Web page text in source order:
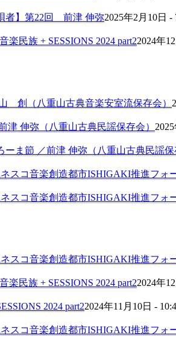
者】第22回 前津 伸弥2025年2月10日 -
楽民族 + SESSIONS 2024 part22024年
創（八重山古典音楽安室流保存会）
津 伸弥（八重山古典民謡保存会）
ーま節 ／前津 伸弥（八重山古典民謡保
スコ音楽創造都市ISHIGAKI推進フォ
スコ音楽創造都市ISHIGAKI推進フォ
スコ音楽創造都市ISHIGAKI推進フォ
楽民族 + SESSIONS 2024 part22024年
2024 part22024年11月10日 -
スコ音楽創造都市ISHIGAKI推進フォ